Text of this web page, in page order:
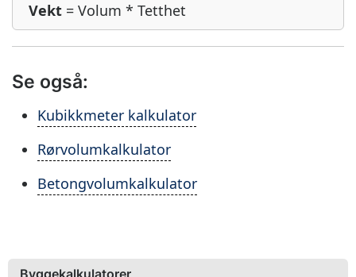
Vekt = Volum * Tetthet
Se også:
Kubikkmeter kalkulator
Rørvolumkalkulator
Betongvolumkalkulator
Byggekalkulatorer